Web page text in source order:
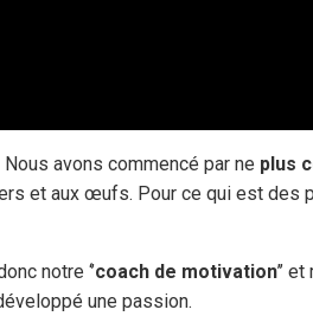
avons commencé par ne plus
et aux œufs. Pour ce qui est des
notre ‘’coach de motivation’’
une passion.